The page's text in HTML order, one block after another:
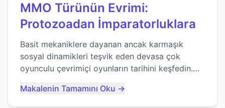
MMO Türünün Evrimi:
Protozoadan İmparatorluklara
Basit mekaniklere dayanan ancak karmaşık
sosyal dinamikleri teşvik eden devasa çok
oyunculu çevrimiçi oyunların tarihini keşfedin.
Makalenin Tamamını Oku →